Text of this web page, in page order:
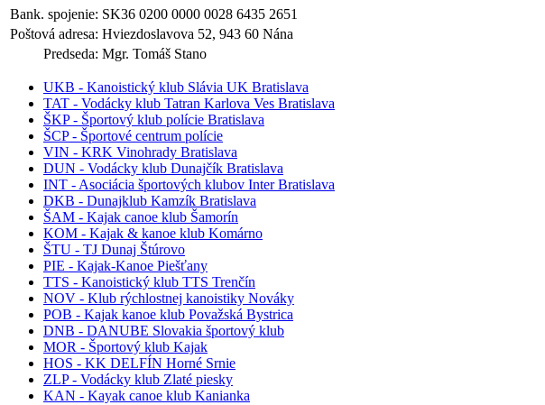
Bank. spojenie: SK36 0200 0000 0028 6435 2651
Poštová adresa: Hviezdoslavova 52, 943 60 Nána
Predseda: Mgr. Tomáš Stano
UKB - Kanoistický klub Slávia UK Bratislava
TAT - Vodácky klub Tatran Karlova Ves Bratislava
ŠKP - Športový klub polície Bratislava
ŠCP - Športové centrum polície
VIN - KRK Vinohrady Bratislava
DUN - Vodácky klub Dunajčík Bratislava
INT - Asociácia športových klubov Inter Bratislava
DKB - Dunajklub Kamzík Bratislava
ŠAM - Kajak canoe klub Šamorín
KOM - Kajak & kanoe klub Komárno
ŠTU - TJ Dunaj Štúrovo
PIE - Kajak-Kanoe Piešťany
TTS - Kanoistický klub TTS Trenčín
NOV - Klub rýchlostnej kanoistiky Nováky
POB - Kajak kanoe klub Považská Bystrica
DNB - DANUBE Slovakia športový klub
MOR - Športový klub Kajak
HOS - KK DELFÍN Horné Srnie
ZLP - Vodácky klub Zlaté piesky
KAN - Kayak canoe klub Kanianka